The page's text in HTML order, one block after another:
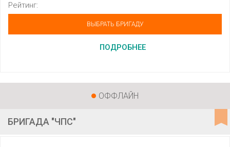
Рейтинг:
ВЫБРАТЬ БРИГАДУ
ПОДРОБНЕЕ
ОФФЛАЙН
БРИГАДА "ЧПС"